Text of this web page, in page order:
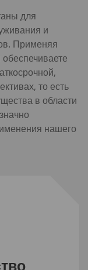
для
и
Применяя
то есть
в области
нашего